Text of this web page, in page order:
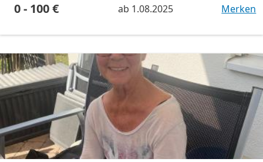
0 - 100 € ab 1.08.2025 Merken